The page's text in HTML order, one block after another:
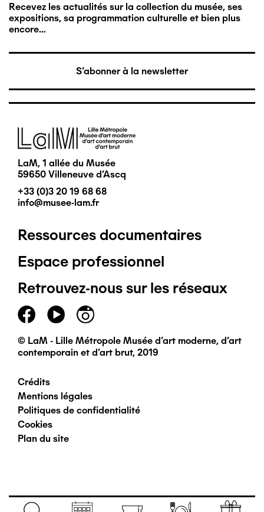
Recevez les actualités sur la collection du musée, ses
expositions, sa programmation culturelle et bien plus
encore…
S'abonner à la newsletter
Image
LaM, 1 allée du Musée
59650 Villeneuve d'Ascq
+33 (0)3 20 19 68 68
info@musee-lam.fr
Pied
de
page
principal
Ressources documentaires
Espace professionnel
Retrouvez-nous sur les réseaux
© LaM - Lille Métropole Musée d'art moderne, d'art
contemporain et d'art brut, 2019
Pied
de
page
Crédits
Mentions légales
Politiques de confidentialité
Cookies
Plan du site